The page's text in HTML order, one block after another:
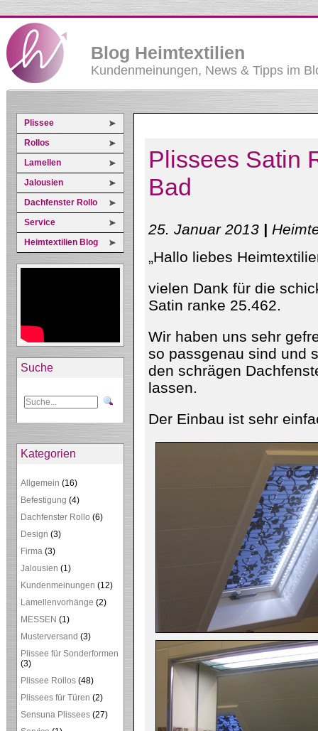
Blog Heimtextilien
Kundenmeinungen, News & Tipps im
Plissee
Rollos
Lamellen
Jalousien
Dachfenster Rollo
Service
Heimtextilien Blog
Suche
Kategorien
Allgemein (16)
Befestigung (4)
Dachfenster Rollo (6)
Design (3)
Firma(3)
Jalousien (1)
Kundenmeinungen (12)
Lamellenvorhänge (2)
MESSEN (1)
Musterversand (3)
Plissee für Sonderformen
(3)
Plissee Rollos(48)
Plissees für Türen (2)
Sensuna Plissees(27)
Plissees Satin
Bad
25. Januar 2013 |
„Hallo liebes
vielen Dank für die
Satin ranke 25.462.
Wir haben uns sehr
so passgenau sind und
den schrägen
lassen.
Der Einbau ist sehr